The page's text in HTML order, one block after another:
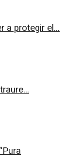
a protegir el...